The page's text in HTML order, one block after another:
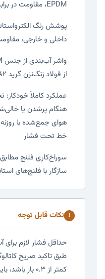
EPDM، مقاومت در برابر فشار و سیالات مختلف
داخلی و خارجی،
از فولاد زنگ‌نزن گرید A2 — دوام بالا در محیط مرطوب
عملکرد کاملاً خودکار:
هنگام پرشدن یا
هوای جمع‌شده با
خط تحت فشار
سازگار با فلنج‌های
! نکات قابل توجه
طبق تاکید صریح
کمتر از ۰.۳